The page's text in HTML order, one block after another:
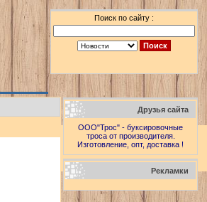
Поиск по сайту :
Друзья сайта
ООО"Трос" - буксировочные
троса от производителя.
Изготовление, опт, доставка !
Рекламки